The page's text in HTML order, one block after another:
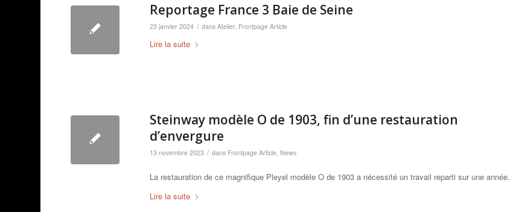
Reportage France 3 Baie de Seine
23 janvier 2024 / dansAtelier, Frontpage Article
Lire la suite
Steinway modèle O de 1903, fin d’une restauration
d’envergure
13 novembre 2023 / dans Frontpage Article News
La restauration de ce magnifique Pleyel modèle O de 1903 a nécessité un travail reparti sur une année.
Lire la suite